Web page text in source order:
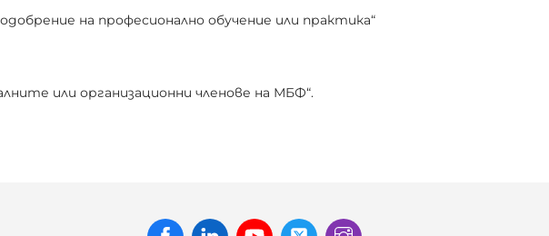
на професионално обучение или практика“
или организационни членове на МБФ“.
FacebookLinked Youtube Twitter